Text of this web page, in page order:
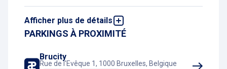
Afficher plus de détails
GPL interdit
PARKINGS À PROXIMITÉ
Brucity
Rue de l'Evêque 1, 1000 Bruxelles, Belgique